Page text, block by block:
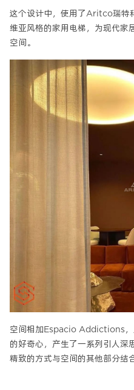
这个设计中，使用了Aritco瑞特
维亚风格的家用电梯，为现代家
空间。
空间相加Espacio Addictions，
的好奇心，产生了一系列引人深
精致的方式与空间的其他部分结